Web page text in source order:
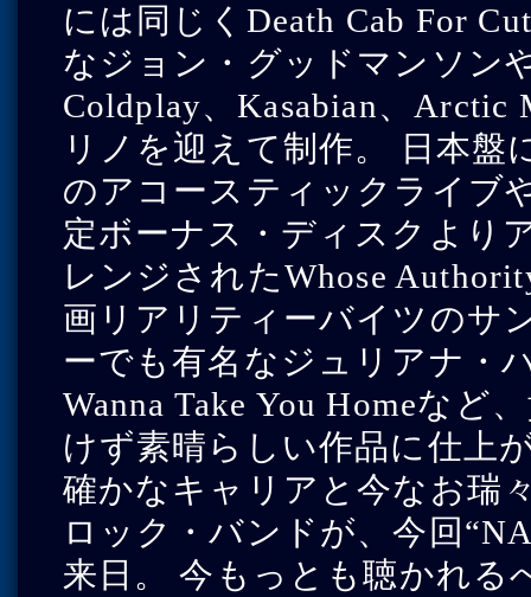
には同じくDeath Cab For
なジョン・グッドマンソン
Coldplay、Kasabian、
リノを迎えて制作。 日本盤
のアコースティックライブ
定ボーナス・ディスクより
レンジされたWhose
画リアリティーバイツのサ
ーでも有名なジュリアナ・
Wanna Take You Homeなど
けず素晴らしい作品に仕上
確かなキャリアと今なお瑞
ロック・バンドが、今回
来日。 今もっとも聴かれる